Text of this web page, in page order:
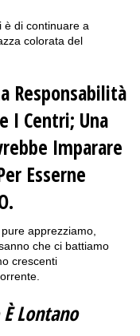
è di continuare a
colorata del
Responsabilità
I Centri; Una
Imparare
Esserne
apprezziamo,
che ci battiamo
crescenti
Lontano